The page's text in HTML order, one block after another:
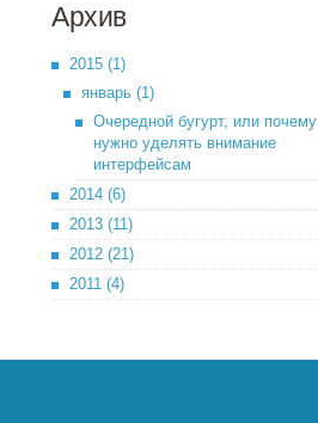
Архив
2015 (1)
январь (1)
Очередной бугурт, или почему
нужно уделять внимание
интерфейсам
2014 (6)
2013 (11)
2012 (21)
2011 (4)